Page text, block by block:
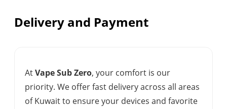
Delivery and Payment
AtVape Sub Zero, your comfort is our
priority. We offer fast delivery across all areas
of Kuwait to ensure your devices and favorite